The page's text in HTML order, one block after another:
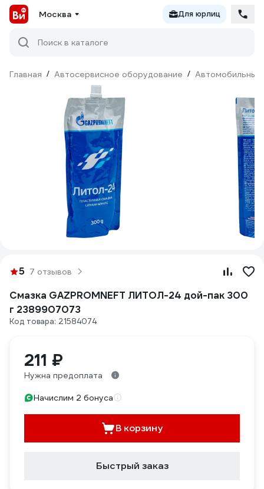
Москва Для юрлиц
Поиск в каталоге
Главная / Автосервисное оборудование / Автомобильные
5 7 отзывов
Смазка GAZPROMNEFT ЛИТОЛ-24 дой-пак 300
г 2389907073
Код товара: 21584074
211 ₽
Нужна предоплата
Начислим 2 бонуса
В корзину
Быстрый заказ